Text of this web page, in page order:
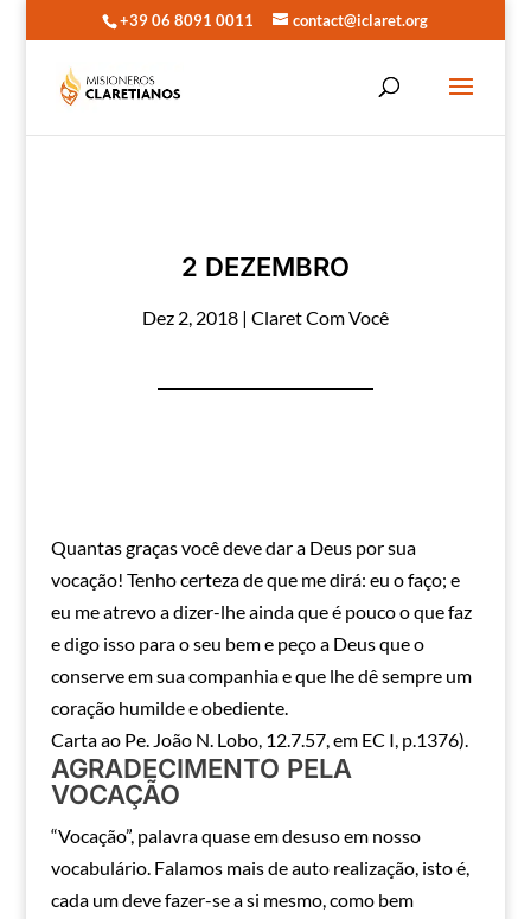
+39 06 8091 0011 contact@iclaret.org
2 DEZEMBRO
Dez 2, 2018| Claret Com Você
Quantas graças você deve dar a Deus por sua
vocação! Tenho certeza de que me dirá: eu o faço; e
eu me atrevo a dizer-lhe ainda que é pouco o que faz
e digo isso para o seu bem e peço a Deus que o
conserve em sua companhia e que lhe dê sempre um
coração humilde e obediente.
Carta ao Pe. João N. Lobo, 12.7.57, em EC I, p.1376).
AGRADECIMENTO PELA
VOCAÇÃO
“Vocação”, palavra quase em desuso em nosso
vocabulário. Falamos mais de auto realização, isto é,
cada um deve fazer-se a si mesmo, como bem